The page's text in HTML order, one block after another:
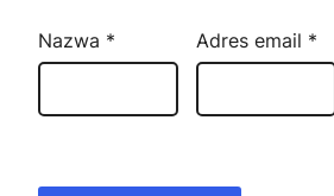
Nazwa * Adres email *